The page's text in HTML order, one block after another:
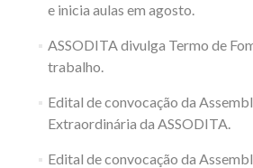
e inicia aulas em agosto.
ASSODITA divulga Termo de
trabalho.
Edital de convocação da
Extraordinária da ASSODITA.
Edital de convocação da